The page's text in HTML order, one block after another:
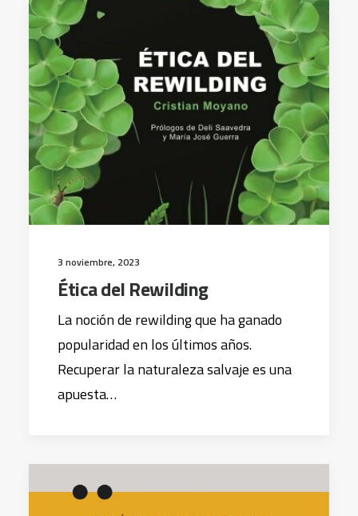
3 noviembre, 2023
Ética del Rewilding
La noción de rewilding que ha ganado
popularidad en los últimos años.
Recuperar la naturaleza salvaje es una
apuesta…